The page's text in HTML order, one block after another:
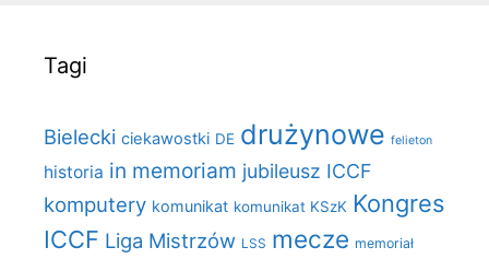
Tagi
Bielecki ciekawostki DE drużynowe felieton
historia in memoriam jubileusz ICCF
komputery komunikat komunikat KSzK Kongres
ICCF Liga Mistrzów LSS mecze memoriał